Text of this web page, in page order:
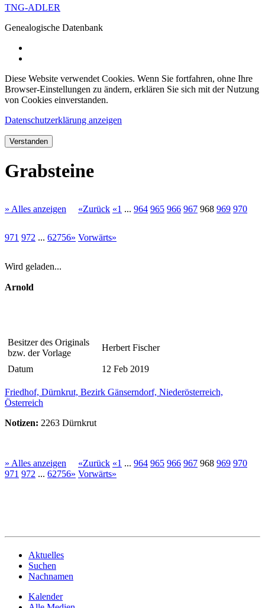
TNG-ADLER
Genealogische Datenbank
Diese Website verwendet Cookies. Wenn Sie fortfahren, ohne Ihre
Browser-Einstellungen zu ändern, erklären Sie sich mit der Nutzung
von Cookies einverstanden.
Datenschutzerklärung anzeigen
Verstanden
Grabsteine
» Alles anzeigen «Zurück «1 ... 964 965 966 967 968 969 970
971 972 ... 62756» Vorwärts»
Wird geladen...
Arnold
Besitzer des Originals
bzw. der Vorlage
Herbert Fischer
Datum 12 Feb 2019
Friedhof, Dürnkrut, Bezirk Gänserndorf, Niederösterreich,
Österreich
Notizen: 2263 Dürnkrut
» Alles anzeigen «Zurück «1 ... 964 965 966 967 968 969 970
971 972 ... 62756» Vorwärts»
Aktuelles
Suchen
Nachnamen
Kalender